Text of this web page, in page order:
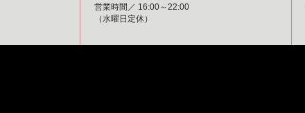
営業時間／ 16:00～22:00
（水曜日定休）